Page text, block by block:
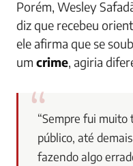
Porém, Wesley
diz que recebeu
ele afirma que se
um crime, agiria
“Sempre fui
público, até
fazendo algo